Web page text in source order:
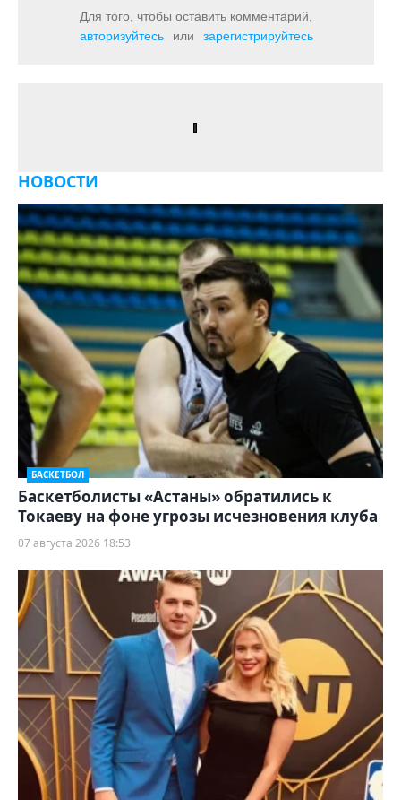
Для того, чтобы оставить комментарий,
авторизуйтесь
или зарегистрируйтесь
НОВОСТИ
БАСКЕТБОЛ
Баскетболисты «Астаны» обратились к
Токаеву на фоне угрозы исчезновения клуба
07 августа 2026 18:53